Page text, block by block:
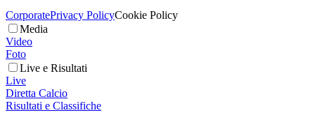
CorporatePrivacy PolicyCookie Policy
Media
Video
Foto
Live e Risultati
Live
Diretta Calcio
Risultati e Classifiche